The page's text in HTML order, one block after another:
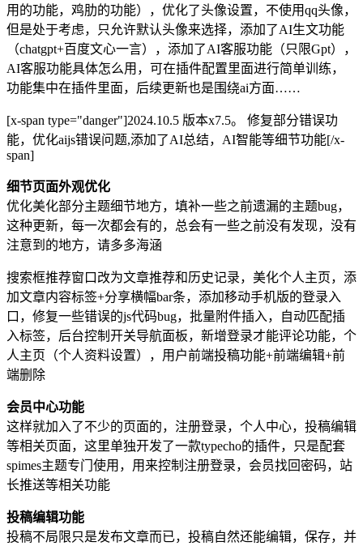
用的功能，鸡肋的功能），优化了头像设置，不使用qq头像，
但是处于考虑，只允许默认头像来选择，添加了AI生文功能
（chatgpt+百度文心一言），添加了AI客服功能（只限Gpt），
AI客服功能具体怎么用，可在插件配置里面进行简单训练，
功能集中在插件里面，后续更新也是围绕ai方面……
[x-span type="danger"]2024.10.5 版本x7.5。 修复部分错误功
能，优化aijs错误问题,添加了AI总结，AI智能等细节功能[/x-
span]
细节页面外观优化
优化美化部分主题细节地方，填补一些之前遗漏的主题bug，
这种更新，每一次都会有的，总会有一些之前没有发现，没有
注意到的地方，请多多海涵
搜索框推荐窗口改为文章推荐和历史记录，美化个人主页，添
加文章内容标签+分享横幅bar条，添加移动手机版的登录入
口，修复一些错误的js代码bug，批量附件插入，自动匹配插
入标签，后台控制开关导航面板，新增登录才能评论功能，个
人主页（个人资料设置），用户前端投稿功能+前端编辑+前
端删除
会员中心功能
这样就加入了不少的页面的，注册登录，个人中心，投稿编辑
等相关页面，这里单独开发了一款typecho的插件，只是配套
spimes主题专门使用，用来控制注册登录，会员找回密码，站
长推送等相关功能
投稿编辑功能
投稿不局限只是发布文章而已，投稿自然还能编辑，保存，并